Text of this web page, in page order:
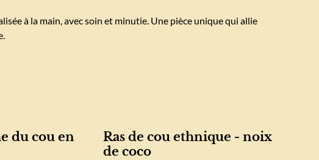
à la main, avec soin et minutie. Une pièce unique qui allie
du cou en
Ras de cou ethnique - noix
de coco